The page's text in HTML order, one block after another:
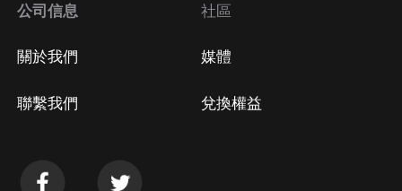
公司信息
關於我們
聯繫我們
社區
媒體
兌換權益